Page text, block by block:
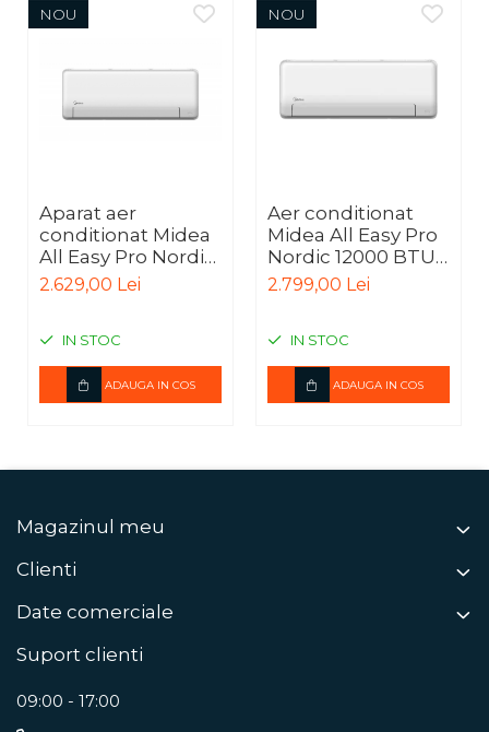
NOU
Aparat aer
conditionat Midea
All Easy Pro Nordic
9000 BTU
2.629,00 Lei
IN STOC
ADAUGA IN COS
NOU
Aer conditionat
Midea All Easy Pro
Nordic 12000 BTU,
Inverter, Clasa
A+++, Filtrare
WiFi
2.799,00 Lei
IN STOC
ADAUGA IN COS
Magazinul meu
Clienti
Date comerciale
Suport clienti
09:00 - 17:00